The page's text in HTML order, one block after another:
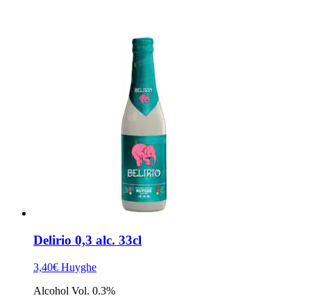
Delirio 0,3 alc. 33cl
3,40€ Huyghe
Alcohol Vol. 0.3%